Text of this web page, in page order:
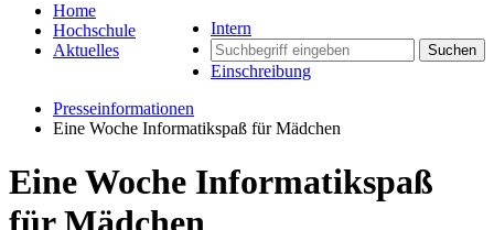
Intern
Suchen
Einschreibung
Home
Hochschule
Aktuelles
Presseinformationen
Eine Woche Informatikspaß für Mädchen
Eine Woche Informatikspaß